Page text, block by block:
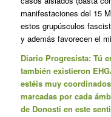
manifestaciones del 15
estos grupúsculos
y además favorecen el
Diario Progresista: Tú
también existieron
estéis muy
marcadas por cada
de Donosti en este